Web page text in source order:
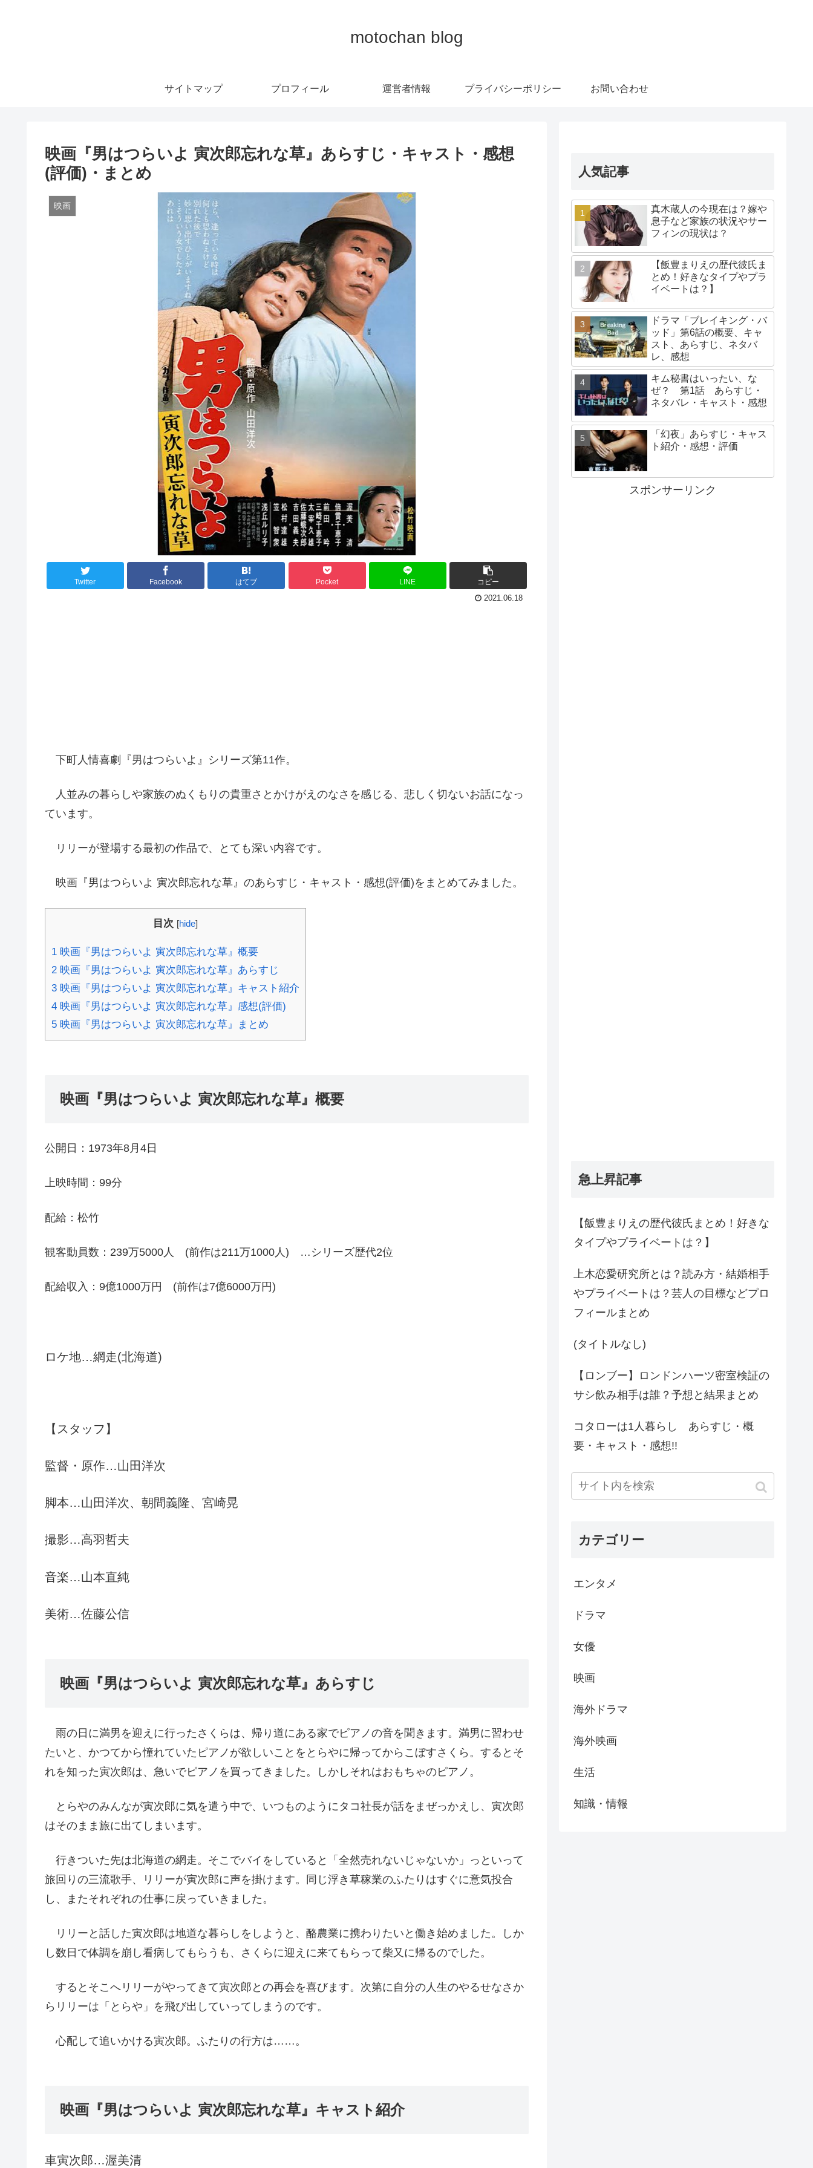
motochan blog
サイトマップ プロフィール 運営者情報 プライバシーポリシー お問い合わせ
映画『男はつらいよ 寅次郎忘れな草』あらすじ・キャスト・感想
(評価)・まとめ
映画
Twitter Facebook はてブ Pocket LINE
コピー
2021.06.18
下町人情喜劇『男はつらいよ』シリーズ第11作。
人並みの暮らしや家族のぬくもりの貴重さとかけがえのなさを感じる、悲しく切ないお話になっ
ています。
リリーが登場する最初の作品で、とても深い内容です。
映画『男はつらいよ 寅次郎忘れな草』のあらすじ・キャスト・感想(評価)をまとめてみました。
目次 [hide]
1 映画『男はつらいよ 寅次郎忘れな草』概要
2 映画『男はつらいよ 寅次郎忘れな草』あらすじ
3 映画『男はつらいよ 寅次郎忘れな草』キャスト紹介
4 映画『男はつらいよ 寅次郎忘れな草』感想(評価)
5 映画『男はつらいよ 寅次郎忘れな草』まとめ
映画『男はつらいよ 寅次郎忘れな草』概要
公開日：1973年8月4日
上映時間：99分
配給：松竹
観客動員数：239万5000人 (前作は211万1000人) …シリーズ歴代2位
配給収入：9億1000万円 (前作は7億6000万円)
ロケ地…網走(北海道)
【スタッフ】
監督・原作…山田洋次
脚本…山田洋次、朝間義隆、宮崎晃
撮影…高羽哲夫
音楽…山本直純
美術…佐藤公信
映画『男はつらいよ 寅次郎忘れな草』あらすじ
雨の日に満男を迎えに行ったさくらは、帰り道にある家でピアノの音を聞きます。満男に習わせ
たいと、かつてから憧れていたピアノが欲しいことをとらやに帰ってからこぼすさくら。するとそ
れを知った寅次郎は、急いでピアノを買ってきました。しかしそれはおもちゃのピアノ。
とらやのみんなが寅次郎に気を遣う中で、いつものようにタコ社長が話をまぜっかえし、寅次郎
はそのまま旅に出てしまいます。
行きついた先は北海道の網走。そこでバイをしていると「全然売れないじゃないか」っといって
旅回りの三流歌手、リリーが寅次郎に声を掛けます。同じ浮き草稼業のふたりはすぐに意気投合
し、またそれぞれの仕事に戻っていきました。
リリーと話した寅次郎は地道な暮らしをしようと、酪農業に携わりたいと働き始めました。しか
し数日で体調を崩し看病してもらうも、さくらに迎えに来てもらって柴又に帰るのでした。
するとそこへリリーがやってきて寅次郎との再会を喜びます。次第に自分の人生のやるせなさか
らリリーは「とらや」を飛び出していってしまうのです。
心配して追いかける寅次郎。ふたりの行方は……。
映画『男はつらいよ 寅次郎忘れな草』キャスト紹介
車寅次郎…渥美清
人気記事
真木蔵人の今現在は？嫁や
息子など家族の状況やサー
フィンの現状は？
【飯豊まりえの歴代彼氏ま
とめ！好きなタイプやプラ
イベートは？】
ドラマ「ブレイキング・バ
ッド」第6話の概要、キャ
スト、あらすじ、ネタバ
レ、感想
キム秘書はいったい、な
ぜ？ 第1話 あらすじ・
ネタバレ・キャスト・感想
「幻夜」あらすじ・キャス
ト紹介・感想・評価
スポンサーリンク
急上昇記事
【飯豊まりえの歴代彼氏まとめ！好きな
タイプやプライベートは？】
上木恋愛研究所とは？読み方・結婚相手
やプライベートは？芸人の目標などプロ
フィールまとめ
(タイトルなし)
【ロンブー】ロンドンハーツ密室検証の
サシ飲み相手は誰？予想と結果まとめ
コタローは1人暮らし あらすじ・概
要・キャスト・感想!!
カテゴリー
エンタメ
ドラマ
女優
映画
海外ドラマ
海外映画
生活
知識・情報